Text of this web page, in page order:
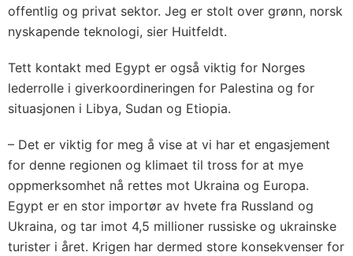
offentlig og privat sektor. Jeg er stolt over grønn, norsk
nyskapende teknologi, sier Huitfeldt.
Tett kontakt med Egypt er også viktig for Norges
lederrolle i giverkoordineringen for Palestina og for
situasjonen i Libya, Sudan og Etiopia.
– Det er viktig for meg å vise at vi har et engasjement
for denne regionen og klimaet til tross for at mye
oppmerksomhet nå rettes mot Ukraina og Europa.
Egypt er en stor importør av hvete fra Russland og
Ukraina, og tar imot 4,5 millioner russiske og ukrainske
turister i året. Krigen har dermed store konsekvenser for